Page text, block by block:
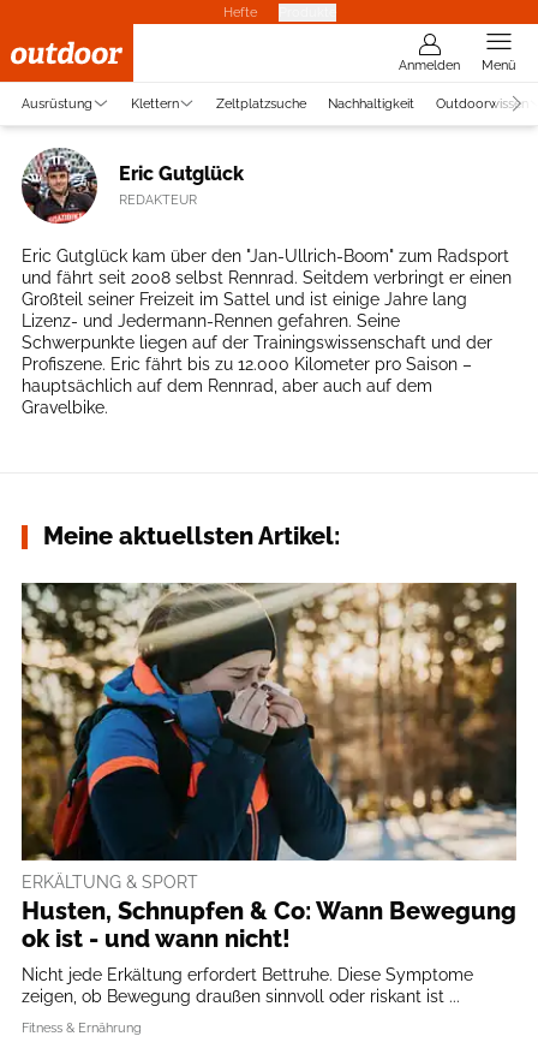
Hefte
Anmelden Menü
Ausrüstung Klettern Zeltplatzsuche Nachhaltigkeit Outdoorwissen
Eric Gutglück
REDAKTEUR
Eric Gutglück kam über den "Jan-Ullrich-Boom" zum Radsport
und fährt seit 2008 selbst Rennrad. Seitdem verbringt er einen
Großteil seiner Freizeit im Sattel und ist einige Jahre lang
Lizenz- und Jedermann-Rennen gefahren. Seine
Schwerpunkte liegen auf der Trainingswissenschaft und der
Profiszene. Eric fährt bis zu 12.000 Kilometer pro Saison –
hauptsächlich auf dem Rennrad, aber auch auf dem
Gravelbike.
Meine aktuellsten Artikel:
ERKÄLTUNG & SPORT
Husten, Schnupfen & Co: Wann Bewegung
ok ist - und wann nicht!
Nicht jede Erkältung erfordert Bettruhe. Diese Symptome
zeigen, ob Bewegung draußen sinnvoll oder riskant ist ...
Fitness & Ernährung